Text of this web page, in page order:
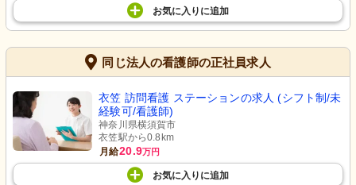
お気に入り に追加
同じ法人の看護師の正社員求人
衣笠 訪問看護 ステーションの求人 (シフト制/未
経験可/看護師)
神奈川県横須賀市
衣笠駅から0.8km
月給20.9万円
お気に入り に追加